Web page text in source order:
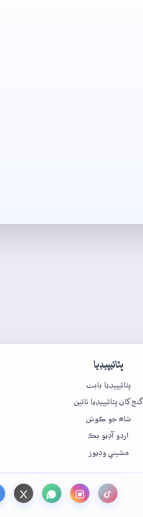
ڀٽائيپيڊيا
ڀٽائيپيڊيا بابت
گنج کان ڀٽائيپيڊيا تائين
شاھ جو ڪوش
اردو آڊيو بڪ
مشيني وڊيوز